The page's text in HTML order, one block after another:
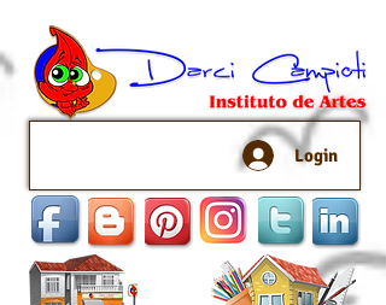
Login